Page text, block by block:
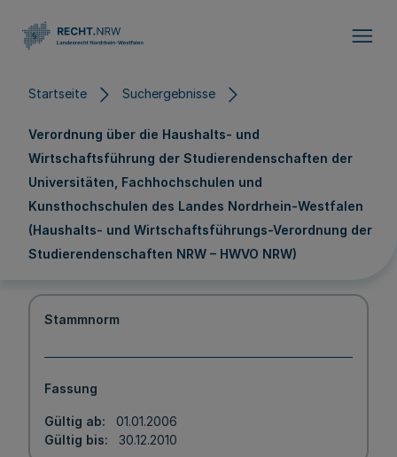
Startseite Suchergebnisse
Verordnung über die Haushalts- und
Wirtschaftsführung der Studierendenschaften der
Universitäten, Fachhochschulen und
Kunsthochschulen des Landes Nordrhein-Westfalen
(Haushalts- und Wirtschaftsführungs-Verordnung der
Studierendenschaften NRW – HWVO NRW)
Stammnorm
Fassung
Gültig ab
01.01.2006
Gültig bis
30.12.2010